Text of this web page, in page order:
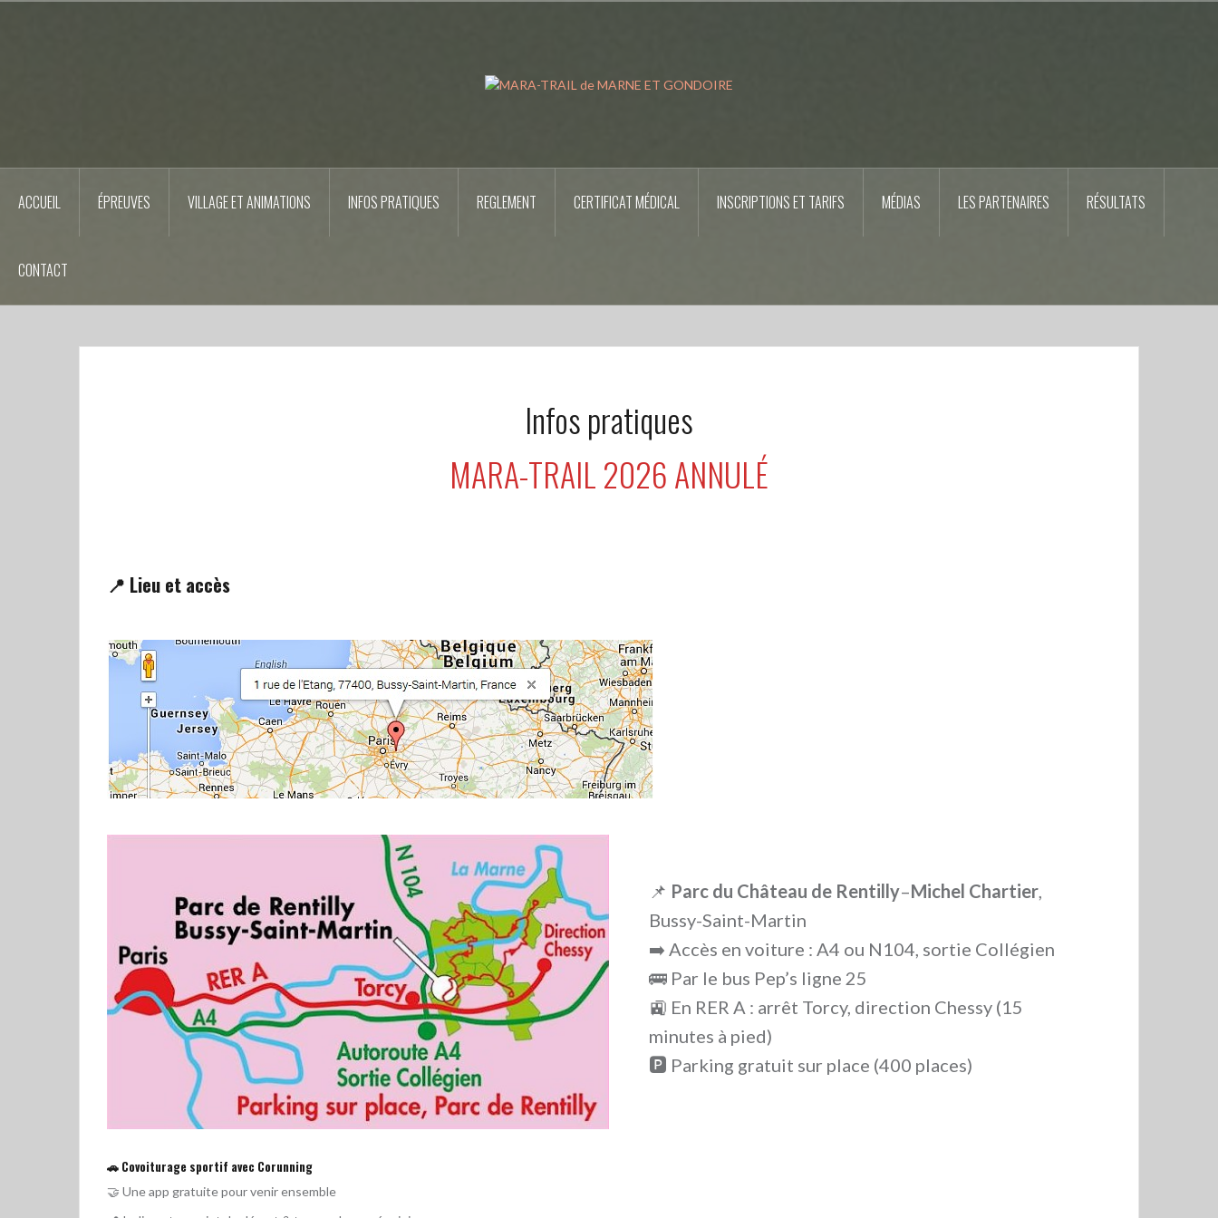
ACCUEIL ÉPREUVES VILLAGE ET ANIMATIONS INFOS PRATIQUES REGLEMENT CERTIFICAT MÉDICAL INSCRIPTIONS ET TARIFS MÉDIAS LES PARTENAIRES RÉSULTATS
CONTACT
Infos pratiques
MARA-TRAIL 2026 ANNULÉ
📍 Lieu et accès
📌 Parc du Château de Rentilly–Michel Chartier
Bussy-Saint-Martin
➡️ Accès en voiture : A4 ou N104, sortie Collégien
🚌 Par le bus Pep’s ligne 25
🚉 En RER A : arrêt Torcy, direction Chessy (15
minutes à pied)
🅿️ Parking gratuit sur place (400 places)
🚗 Covoiturage sportif avec Corunning
🤝 Une app gratuite pour venir ensemble